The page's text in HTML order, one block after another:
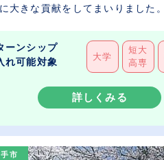
大きな貢献をしてまいりました
ーンシップ
れ可能対象
大学
短大
高専
詳しくみる
市